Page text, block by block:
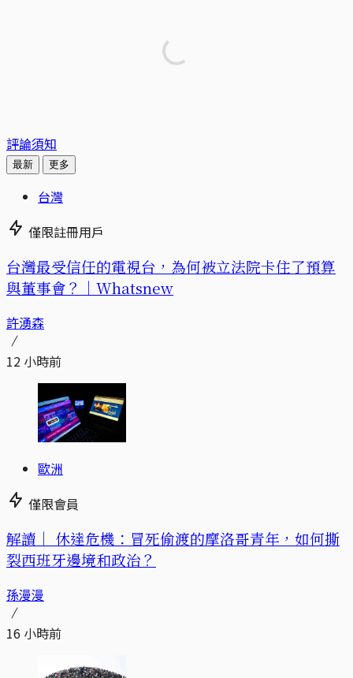
評論須知
最新 更多
台灣
僅限註冊用戶
台灣最受信任的電視台，為何被立法院卡住了預算
與董事會？｜Whatsnew
許湧森
12 小時前
歐洲
僅限會員
解讀｜ 休達危機：冒死偷渡的摩洛哥青年，如何撕
裂西班牙邊境和政治？
孫漫漫
16 小時前